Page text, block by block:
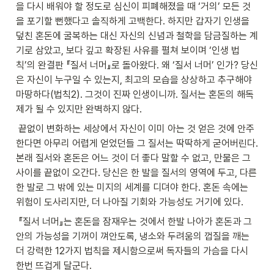
을 다시 배워야 할 정도로 심신이 피폐해졌을 때 ‘거의’ 모든 것
을 포기할 뻔했다고 솔직하게 고백한다. 하지만 갑자기 인생을
덮친 혼돈에 굴복하는 대신 자신의 신념과 철학을 담금질하는 계
기로 삼았고, 보다 깊고 확장된 사유를 펼쳐 보이며 ‘인생 법
칙’의 완결판 『질서 너머』로 돌아왔다. 왜 ‘질서 너머’ 인가? 당신
은 자신이 누구일 수 있는지, 최고의 모습을 상상하고 추구해야
마땅하다(법칙2). 그것이 진짜 인생이니까. 질서는 혼돈의 해독
제가 될 수 있지만 완벽하지 않다.
한다면 아무리 어렵게 얻었던들 그 질서는 딱딱하게 굳어버린다.
본래 질서와 혼돈은 어느 것이 더 좋다 말할 수 없고, 만물은 그
사이를 끝없이 오간다. 당신은 한 발을 질서의 영역에 두고, 다른
한 발로 그 밖에 있는 미지의 세계를 디뎌야 한다. 혼돈 속에는
위험이 도사리지만, 더 나아질 기회와 가능성도 거기에 있다.
안의 가능성을 기꺼이 껴안도록, 냉소와 두려움의 껍질을 깨는
더 강력한 12가지 법칙을 제시함으로써 독자들의 가슴을 다시
한번 뜨겁게 달군다.